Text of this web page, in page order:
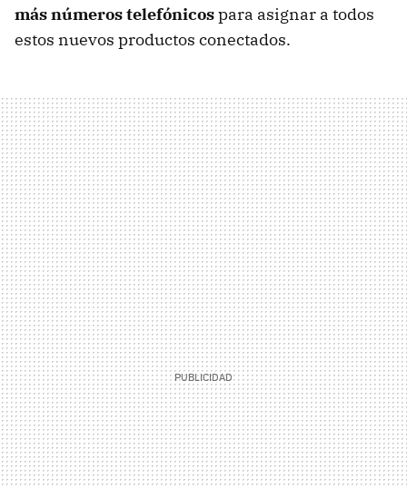
más números telefónicospara asignar a todos
estos nuevos productos conectados.